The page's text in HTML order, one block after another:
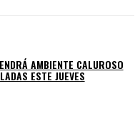
AMBIENTE CALUROSO
ESTE JUEVES